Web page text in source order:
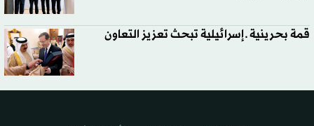
قمة بحرينية ـ إسرائيلية تبحث تعزيز التعاون